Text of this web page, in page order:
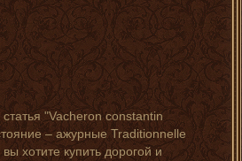
"Vacheron constantin
– ажурные Traditionnelle
хотите купить дорогой и